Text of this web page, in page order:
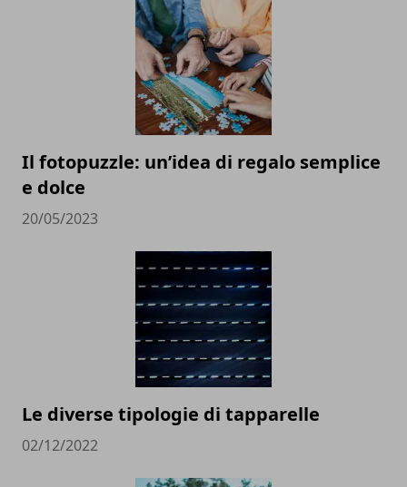
Il fotopuzzle: un’idea di regalo semplice
e dolce
20/05/2023
Le diverse tipologie di tapparelle
02/12/2022